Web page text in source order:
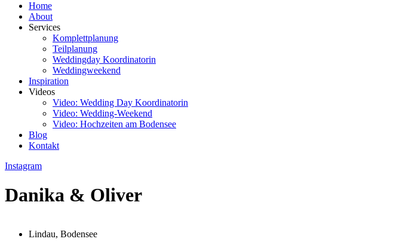
Home
About
Services
Komplettplanung
Teilplanung
Weddingday Koordinatorin
Weddingweekend
Inspiration
Videos
Video: Wedding Day Koordinatorin
Video: Wedding-Weekend
Video: Hochzeiten am Bodensee
Blog
Kontakt
Instagram
Danika & Oliver
Lindau, Bodensee